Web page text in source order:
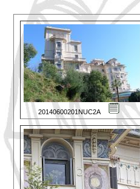
20140600201NUC2A